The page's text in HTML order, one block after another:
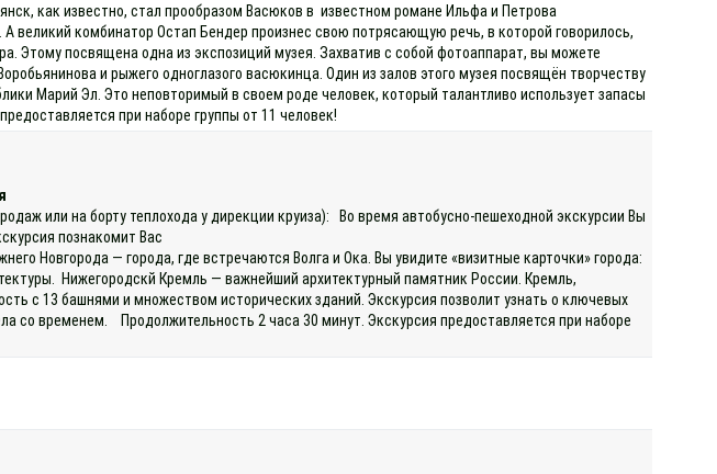
как известно, стал прообразом Васюков в известном романе Ильфа и Петрова
великий комбинатор Остап Бендер произнес свою потрясающую речь, в которой говорилось,
Этому посвящена одна из экспозиций музея. Захватив с собой фотоаппарат, вы можете
и рыжего одноглазого васюкинца. Один из залов этого музея посвящён творчеству
Марий Эл. Это неповторимый в своем роде человек, который талантливо использует запасы
при наборе группы от 11 человек!
или на борту теплохода у дирекции круиза): Во время автобусно-пешеходной экскурсии Вы
познакомит Вас
Новгорода — города, где встречаются Волга и Ока. Вы увидите «визитные карточки» города:
Нижегородскй Кремль — важнейший архитектурный памятник России. Кремль,
с 13 башнями и множеством исторических зданий. Экскурсия позволит узнать о ключевых
со временем. Продолжительность 2 часа 30 минут. Экскурсия предоставляется при наборе